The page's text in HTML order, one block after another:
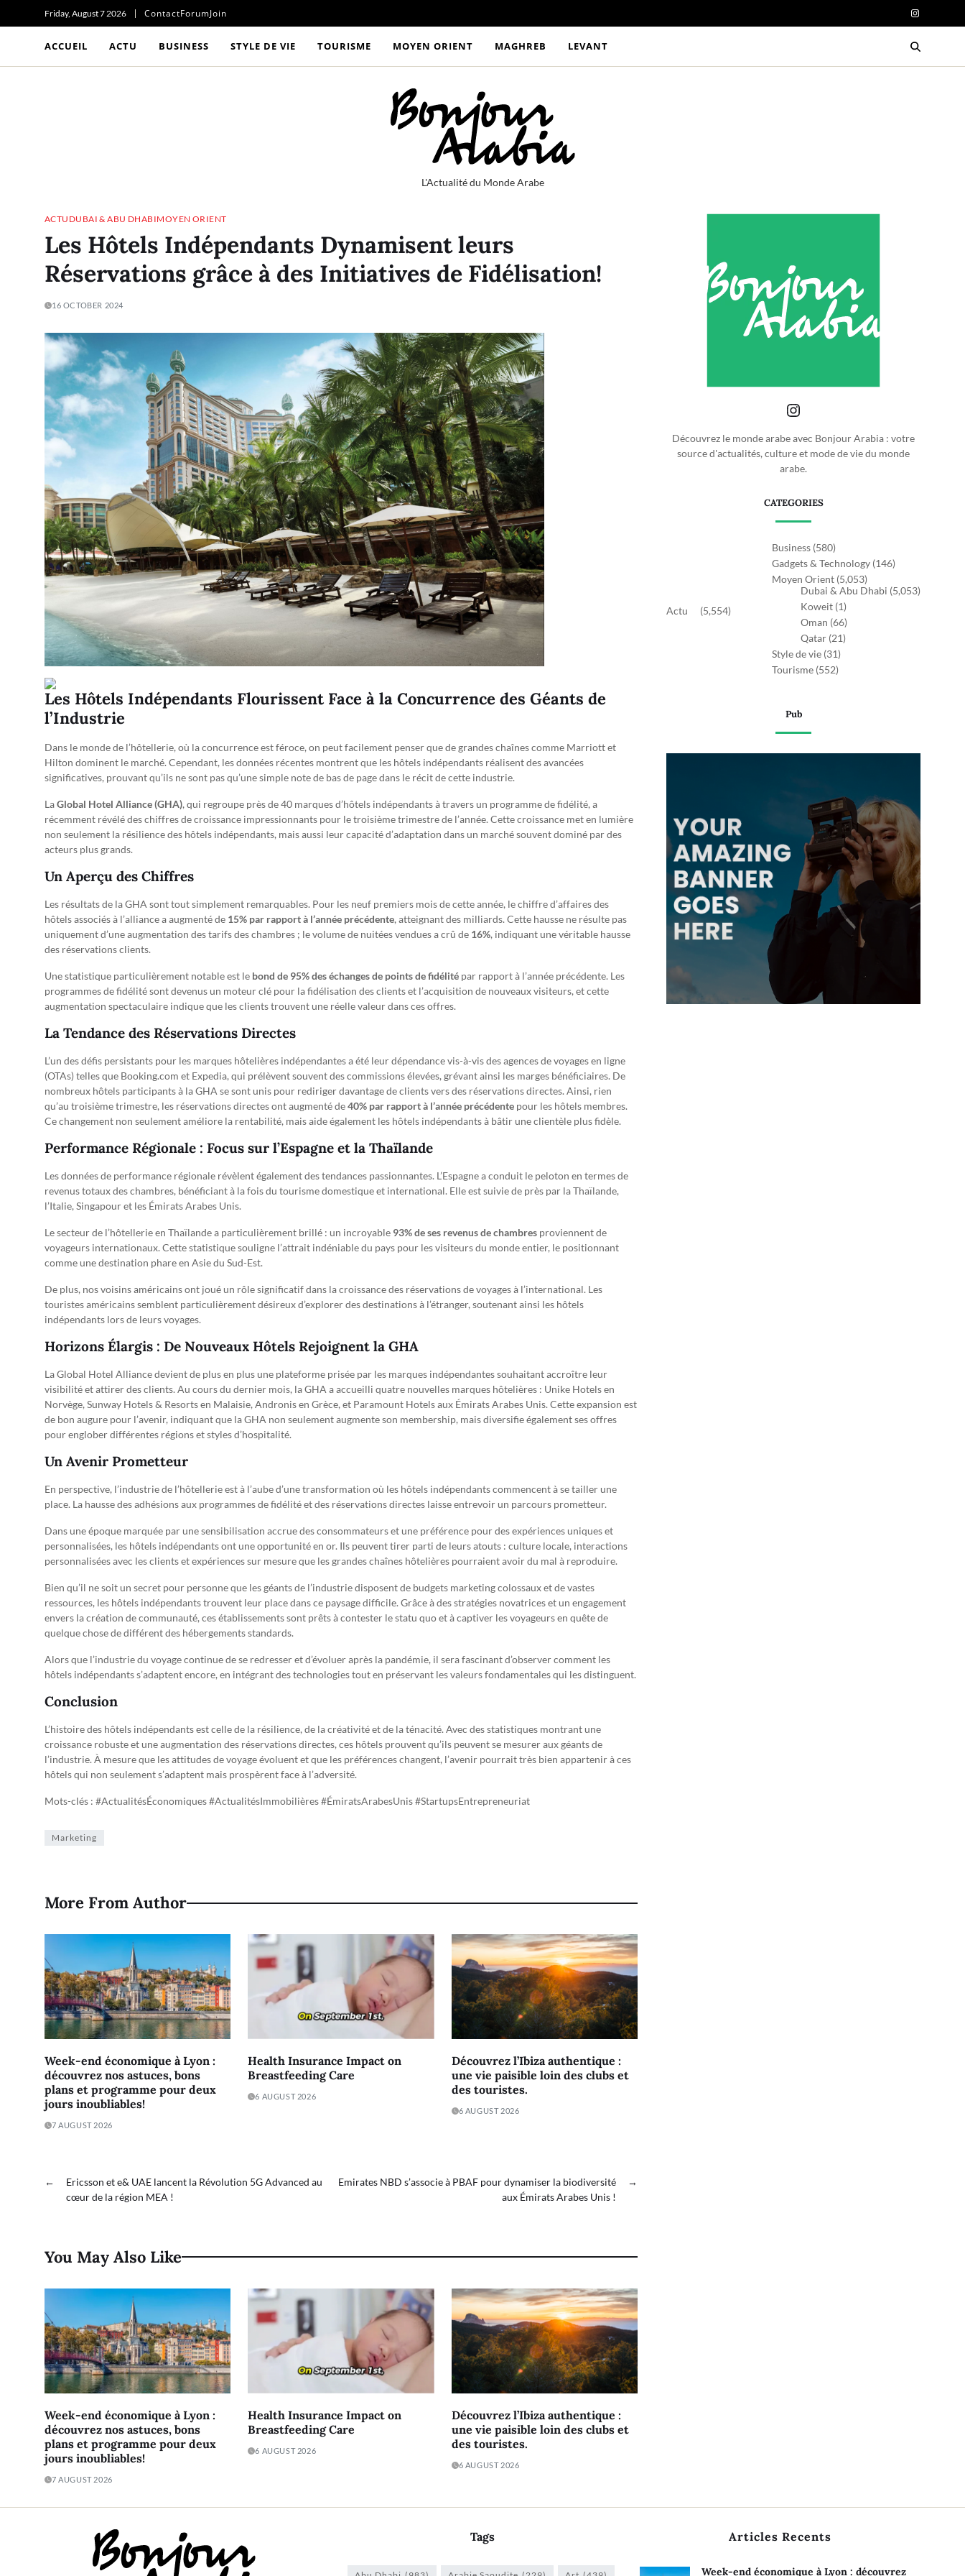
Friday, August 7 2026 ContactForumJoin
ACCUEIL ACTU BUSINESS STYLE DE VIE TOURISME MOYEN ORIENT MAGHREB LEVANT
L'Actualité du Monde Arabe
ACTU DUBAI & ABU DHABIMOYEN ORIENT
Les Hôtels Indépendants Dynamisent leurs
Réservations grâce à des Initiatives de Fidélisation!
16 OCTOBER 2024
Les Hôtels Indépendants Flourissent Face à la Concurrence des Géants de
l’Industrie
Dans le monde de l’hôtellerie, où la concurrence est féroce, on peut facilement penser que de grandes chaînes comme Marriott et
Hilton dominent le marché. Cependant, les données récentes montrent que les hôtels indépendants réalisent des avancées
significatives, prouvant qu’ils ne sont pas qu’une simple note de bas de page dans le récit de cette industrie.
LaGlobal Hotel Alliance (GHA), qui regroupe près de 40 marques d’hôtels indépendants à travers un programme de fidélité, a
récemment révélé des chiffres de croissance impressionnants pour le troisième trimestre de l’année. Cette croissance met en lumière
non seulement la résilience des hôtels indépendants, mais aussi leur capacité d’adaptation dans un marché souvent dominé par des
acteurs plus grands.
Un Aperçu des Chiffres
Les résultats de la GHA sont tout simplement remarquables. Pour les neuf premiers mois de cette année, le chiffre d’affaires des
hôtels associés à l’alliance a augmenté de 15% par rapport à l’année précédente, atteignant des milliards. Cette hausse ne résulte pas
uniquement d’une augmentation des tarifs des chambres ; le volume de nuitées vendues a crû de 16%, indiquant une véritable hausse
des réservations clients.
Une statistique particulièrement notable est le bond de 95% des échanges de points de fidélité par rapport à l’année précédente. Les
programmes de fidélité sont devenus un moteur clé pour la fidélisation des clients et l’acquisition de nouveaux visiteurs, et cette
augmentation spectaculaire indique que les clients trouvent une réelle valeur dans ces offres.
La Tendance des Réservations Directes
L’un des défis persistants pour les marques hôtelières indépendantes a été leur dépendance vis-à-vis des agences de voyages en ligne
(OTAs) telles que Booking.com et Expedia, qui prélèvent souvent des commissions élevées, grévant ainsi les marges bénéficiaires. De
nombreux hôtels participants à la GHA se sont unis pour rediriger davantage de clients vers des réservations directes. Ainsi, rien
qu’au troisième trimestre, les réservations directes ont augmenté de40% par rapport à l’année précédente pour les hôtels membres.
Ce changement non seulement améliore la rentabilité, mais aide également les hôtels indépendants à bâtir une clientèle plus fidèle.
Performance Régionale : Focus sur l’Espagne et la Thaïlande
Les données de performance régionale révèlent également des tendances passionnantes. L’Espagne a conduit le peloton en termes de
revenus totaux des chambres, bénéficiant à la fois du tourisme domestique et international. Elle est suivie de près par la Thaïlande,
l’Italie, Singapour et les Émirats Arabes Unis.
Le secteur de l’hôtellerie en Thaïlande a particulièrement brillé : un incroyable 93% de ses revenus de chambres proviennent de
voyageurs internationaux. Cette statistique souligne l’attrait indéniable du pays pour les visiteurs du monde entier, le positionnant
comme une destination phare en Asie du Sud-Est.
De plus, nos voisins américains ont joué un rôle significatif dans la croissance des réservations de voyages à l’international. Les
touristes américains semblent particulièrement désireux d’explorer des destinations à l’étranger, soutenant ainsi les hôtels
indépendants lors de leurs voyages.
Horizons Élargis : De Nouveaux Hôtels Rejoignent la GHA
La Global Hotel Alliance devient de plus en plus une plateforme prisée par les marques indépendantes souhaitant accroître leur
visibilité et attirer des clients. Au cours du dernier mois, la GHA a accueilli quatre nouvelles marques hôtelières : Unike Hotels en
Norvège, Sunway Hotels & Resorts en Malaisie, Andronis en Grèce, et Paramount Hotels aux Émirats Arabes Unis. Cette expansion est
de bon augure pour l’avenir, indiquant que la GHA non seulement augmente son membership, mais diversifie également ses offres
pour englober différentes régions et styles d’hospitalité.
Un Avenir Prometteur
En perspective, l’industrie de l’hôtellerie est à l’aube d’une transformation où les hôtels indépendants commencent à se tailler une
place. La hausse des adhésions aux programmes de fidélité et des réservations directes laisse entrevoir un parcours prometteur.
Dans une époque marquée par une sensibilisation accrue des consommateurs et une préférence pour des expériences uniques et
personnalisées, les hôtels indépendants ont une opportunité en or. Ils peuvent tirer parti de leurs atouts : culture locale, interactions
personnalisées avec les clients et expériences sur mesure que les grandes chaînes hôtelières pourraient avoir du mal à reproduire.
Bien qu’il ne soit un secret pour personne que les géants de l’industrie disposent de budgets marketing colossaux et de vastes
ressources, les hôtels indépendants trouvent leur place dans ce paysage difficile. Grâce à des stratégies novatrices et un engagement
envers la création de communauté, ces établissements sont prêts à contester le statu quo et à captiver les voyageurs en quête de
quelque chose de différent des hébergements standards.
Alors que l’industrie du voyage continue de se redresser et d’évoluer après la pandémie, il sera fascinant d’observer comment les
hôtels indépendants s’adaptent encore, en intégrant des technologies tout en préservant les valeurs fondamentales qui les distinguent.
Conclusion
L’histoire des hôtels indépendants est celle de la résilience, de la créativité et de la ténacité. Avec des statistiques montrant une
croissance robuste et une augmentation des réservations directes, ces hôtels prouvent qu’ils peuvent se mesurer aux géants de
l’industrie. À mesure que les attitudes de voyage évoluent et que les préférences changent, l’avenir pourrait très bien appartenir à ces
hôtels qui non seulement s’adaptent mais prospèrent face à l’adversité.
Mots-clés : #ActualitésÉconomiques #ActualitésImmobilières #ÉmiratsArabesUnis #StartupsEntrepreneuriat
Marketing
More From Author
Week-end économique à Lyon :
découvrez nos astuces, bons
plans et programme pour deux
jours inoubliables!
7 AUGUST 2026
Health Insurance Impact on
Breastfeeding Care
6 AUGUST 2026
Découvrez l’Ibiza authentique :
une vie paisible loin des clubs et
des touristes.
6 AUGUST 2026
←
Ericsson et e& UAE lancent la Révolution 5G Advanced au
cœur de la région MEA !
→
Emirates NBD s’associe à PBAF pour dynamiser la biodiversité
aux Émirats Arabes Unis !
You May Also Like
Week-end économique à Lyon :
découvrez nos astuces, bons
plans et programme pour deux
jours inoubliables!
7 AUGUST 2026
Health Insurance Impact on
Breastfeeding Care
6 AUGUST 2026
Découvrez l’Ibiza authentique :
une vie paisible loin des clubs et
des touristes.
6 AUGUST 2026
Découvrez le monde arabe avec Bonjour Arabia : votre
source d'actualités, culture et mode de vie du monde
arabe.
CATEGORIES
Actu (5,554)
Business (580)
Gadgets & Technology (146)
Moyen Orient (5,053)
Dubai & Abu Dhabi (5,053)
Koweit (1)
Oman (66)
Qatar (21)
Style de vie (31)
Tourisme (552)
Pub
Tags Articles Recents
Week-end économique à Lyon : découvrez